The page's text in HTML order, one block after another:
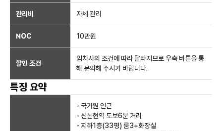
관리비 자체 관리
NOC 10만원
할인 조건
임차사의 조건에 따라 달라지므로 우측 버튼을 통
해 문의해 주시기 바랍니다.
특징 요약
- 국기원 인근
- 신논현역 도보6분 거리
- 지하1층(33평) 룸3+화장실